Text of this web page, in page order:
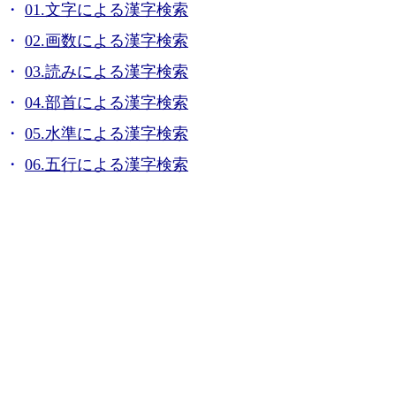
01.文字による漢字検索
02.画数による漢字検索
03.読みによる漢字検索
04.部首による漢字検索
05.水準による漢字検索
06.五行による漢字検索